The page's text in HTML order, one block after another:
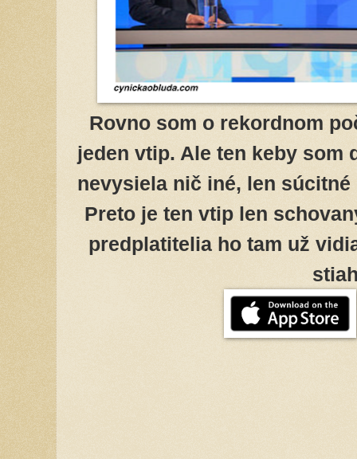
Rovno som o rekordnom
jeden vtip. Ale ten keby som
nevysiela nič iné, len
Preto je ten vtip len
predplatitelia ho tam už